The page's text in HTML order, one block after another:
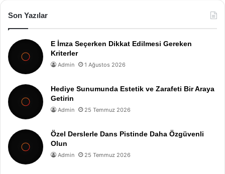
Son Yazılar
E İmza Seçerken Dikkat Edilmesi Gereken
Kriterler
Admin 1 Ağustos 2026
Hediye Sunumunda Estetik ve Zarafeti Bir Araya
Getirin
Admin 25 Temmuz 2026
Özel Derslerle Dans Pistinde Daha Özgüvenli
Olun
Admin 25 Temmuz 2026